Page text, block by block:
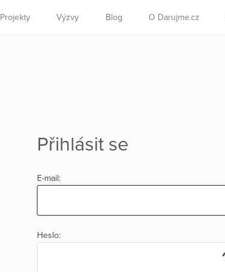
Projekty Výzvy Blog O Darujme.cz
Přihlásit se
E-mail:
Heslo: